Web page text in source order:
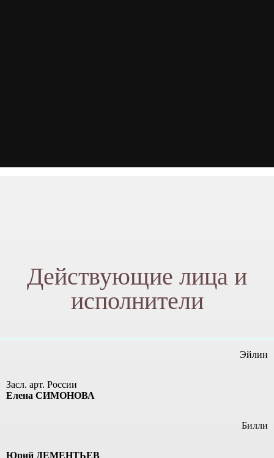
Действующие лица и
исполнители
Эйлин
Засл. арт. России
Елена СИМОНОВА
Билли
Юрий ДЕМЕНТЬЕВ